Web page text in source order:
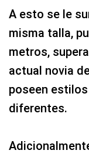
A esto se le
misma talla,
metros,
actual novia
poseen
diferentes.